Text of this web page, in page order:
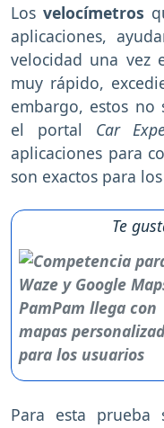
Los velocímetros
aplicaciones,
velocidad una vez
muy rápido,
embargo, estos no
el portal Car
aplicaciones para
son exactos para
Te
Para esta